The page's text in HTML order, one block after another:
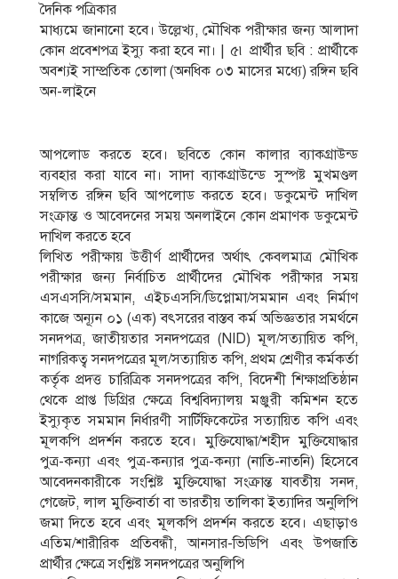
দৈনিক পত্রিকার
মাধ্যমে জানানাে হবে। উল্লেখ্য, মৌখিক পরীক্ষার জন্য আলাদা
কোন প্রবেশপত্র ইস্যু করা হবে না। | ৫৷ প্রার্থীর ছবি : প্রার্থীকে
অবশ্যই সাম্প্রতিক তােলা (অনধিক ০৩ মাসের মধ্যে) রঙ্গিন ছবি
অন-লাইনে
আপলােড করতে হবে। ছবিতে কোন কালার ব্যাকগ্রাউন্ড
ব্যবহার করা যাবে না। সাদা ব্যাকগ্রাউন্ডে সুস্পষ্ট মুখমণ্ডল
সম্বলিত রঙ্গিন ছবি আপলােড করতে হবে। ডকুমেন্ট দাখিল
সংক্রান্ত ও আবেদনের সময় অনলাইনে কোন প্রমাণক ডকুমেন্ট
দাখিল করতে হবে
লিখিত পরীক্ষায় উত্তীর্ণ প্রার্থীদের অর্থাৎ কেবলমাত্র মৌখিক
পরীক্ষার জন্য নির্বাচিত প্রার্থীদের মৌখিক পরীক্ষার সময়
এসএসসি/সমমান, এইচএসসি/ডিপ্লোমা/সমমান এবং নির্মাণ
কাজে অন্যূন ০১ (এক) বৎসরের বাস্তব কর্ম অভিজ্ঞতার সমর্থনে
সনদপত্র, জাতীয়তার সনদপত্রের (NID) মূল/সত্যায়িত কপি,
নাগরিকত্ব সনদপত্রের মূল/সত্যায়িত কপি, প্রথম শ্রেণীর কর্মকর্তা
কর্তৃক প্রদত্ত চারিত্রিক সনদপত্রের কপি, বিদেশী শিক্ষাপ্রতিষ্ঠান
থেকে প্রাপ্ত ডিগ্রির ক্ষেত্রে বিশ্ববিদ্যালয় মঞ্জুরী কমিশন হতে
ইস্যুকৃত সমমান নির্ধারণী সার্টিফিকেটের সত্যায়িত কপি এবং
মূলকপি প্রদর্শন করতে হবে। মুক্তিযােদ্ধা/শহীদ মুক্তিযােদ্ধার
পুত্র-কন্যা এবং পুত্র-কন্যার পুত্র-কন্যা (নাতি-নাতনি) হিসেবে
আবেদনকারীকে সংশ্লিষ্ট মুক্তিযােদ্ধা সংক্রান্ত যাবতীয় সনদ,
গেজেট, লাল মুক্তিবার্তা বা ভারতীয় তালিকা ইত্যাদির অনুলিপি
জমা দিতে হবে এবং মূলকপি প্রদর্শন করতে হবে। এছাড়াও
এতিম/শারীরিক প্রতিবন্ধী, আনসার-ভিডিপি এবং উপজাতি
প্রার্থীর ক্ষেত্রে সংশ্লিষ্ট সনদপত্রের অনুলিপি